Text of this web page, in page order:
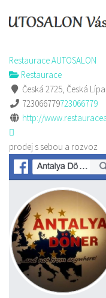
Restaurace AUTOSALON
Restaurace
Česká 2725, Česká
723066779723066779
http://
prodej s sebou a rozvoz